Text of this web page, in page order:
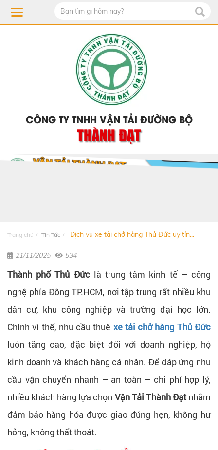
CÔNG TY TNHH VẬN TẢI ĐƯỜNG BỘ
THÀNH ĐẠT
Trang chủ Tin Tức Dịch vụ xe tải chở hàng Thủ Đức uy tín...
21/11/2025 534
Thành phố Thủ Đứclà trung tâm kinh tế – công
nghệ phía Đông TP.HCM, nơi tập trung rất nhiều khu
dân cư, khu công nghiệp và trường đại học lớn.
Chính vì thế, nhu cầu thuê xe tải chở hàng Thủ Đức
luôn tăng cao, đặc biệt đối với doanh nghiệp, hộ
kinh doanh và khách hàng cá nhân. Để đáp ứng nhu
cầu vận chuyển nhanh – an toàn – chi phí hợp lý,
nhiều khách hàng lựa chọn Vận Tải Thành Đạtnhằm
đảm bảo hàng hóa được giao đúng hẹn, không hư
hỏng, không thất thoát.